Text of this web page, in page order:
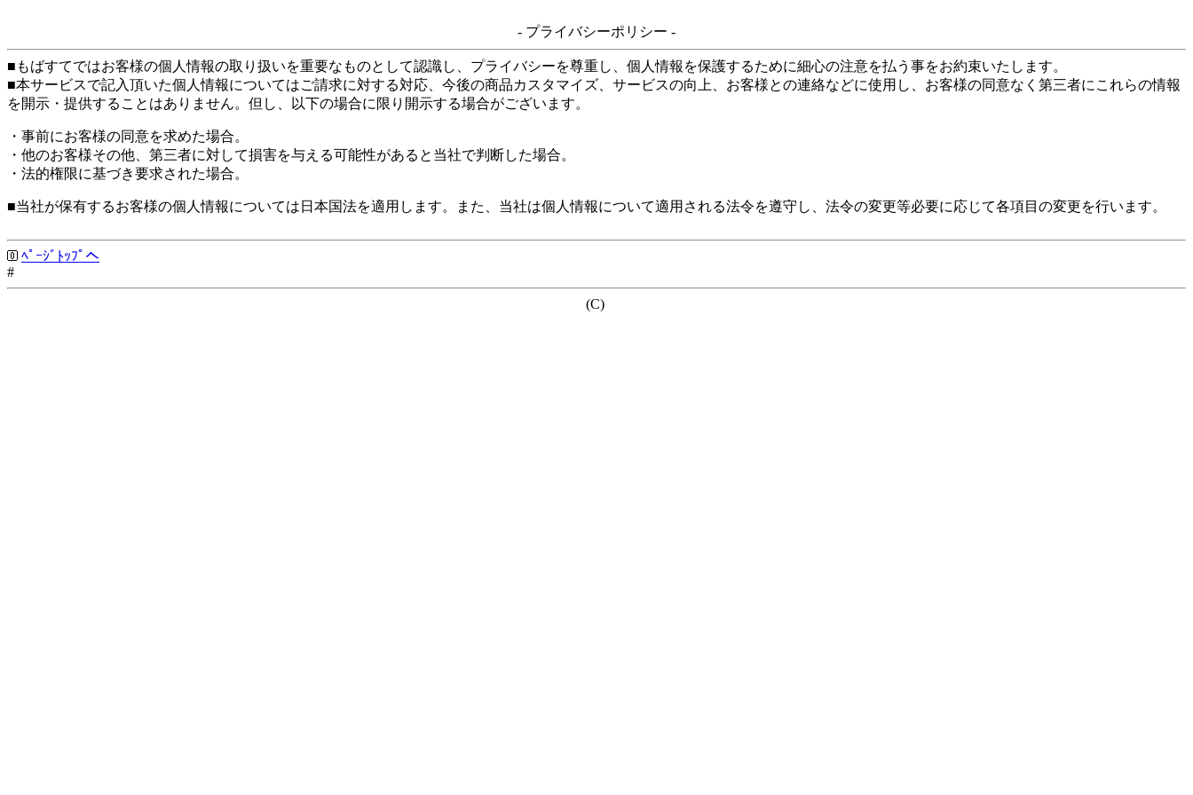
- プライバシーポリシー -
■もばすてではお客様の個人情報の取り扱いを重要なものとして認識し、プライバシーを尊重し、個人情報を保護するために細心の注意を払う事をお約束いたします。
■本サービスで記入頂いた個人情報についてはご請求に対する対応、今後の商品カスタマイズ、サービスの向上、お客様との連絡などに使用し、お客様の同意なく第三者にこれらの情報
を開示・提供することはありません。但し、以下の場合に限り開示する場合がございます。
・事前にお客様の同意を求めた場合。
・他のお客様その他、第三者に対して損害を与える可能性があると当社で判断した場合。
・法的権限に基づき要求された場合。
■当社が保有するお客様の個人情報については日本国法を適用します。また、当社は個人情報について適用される法令を遵守し、法令の変更等必要に応じて各項目の変更を行います。
ﾍﾟｰｼﾞﾄｯﾌﾟへ
#
(C)